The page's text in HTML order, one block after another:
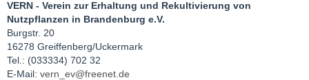
VERN - Verein zur Erhaltung und Rekultivierung von
Nutzpflanzen in Brandenburg e.V.
Burgstr. 20
16278 Greiffenberg/Uckermark
Tel.: (033334) 702 32
E-Mail: vern_ev@freenet.de